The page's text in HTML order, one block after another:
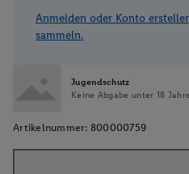
Anmelden oder Konto
sammeln.
Jugendschutz
Keine Abgabe unter 18
Artikelnummer: 800000759